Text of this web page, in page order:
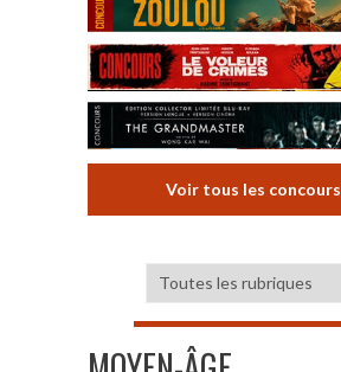
Voir tous les concours